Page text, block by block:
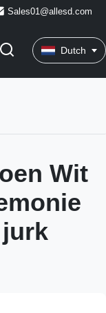
Sales01@allesd.com
Dutch
Wit